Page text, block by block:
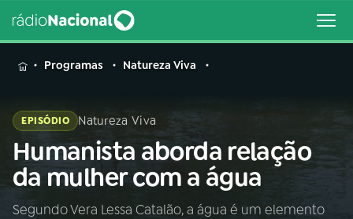
MENU
Buscar
na
Rádio
Nacional
Buscar
Programas Natureza Viva
EPISÓDIO Natureza Viva
Humanista aborda relação
da mulher com a água
Segundo Vera Lessa Catalão, a água é um elemento